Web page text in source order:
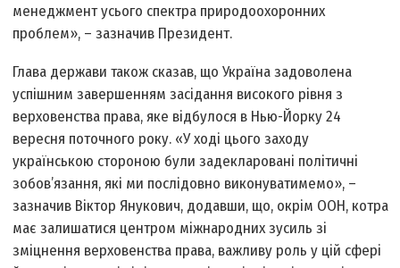
менеджмент усього спектра природоохоронних
проблем», – зазначив Президент.
Глава держави також сказав, що Україна задоволена
успішним завершенням засідання високого рівня з
верховенства права, яке відбулося в Нью-Йорку 24
вересня поточного року. «У ході цього заходу
українською стороною були задекларовані політичні
зобов’язання, які ми послідовно виконуватимемо», –
зазначив Віктор Янукович, додавши, що, окрім ООН, котра
має залишатися центром міжнародних зусиль зі
зміцнення верховенства права, важливу роль у цій сфері